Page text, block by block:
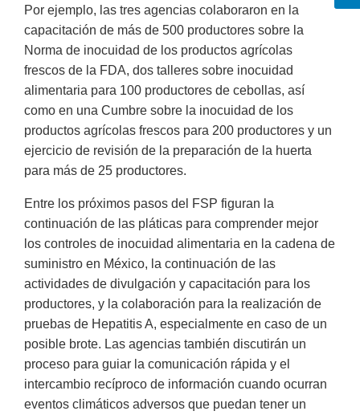
Por ejemplo, las tres agencias colaboraron en la
capacitación de más de 500 productores sobre la
Norma de inocuidad de los productos agrícolas
frescos de la FDA, dos talleres sobre inocuidad
alimentaria para 100 productores de cebollas, así
como en una Cumbre sobre la inocuidad de los
productos agrícolas frescos para 200 productores y un
ejercicio de revisión de la preparación de la huerta
para más de 25 productores.
Entre los próximos pasos del FSP figuran la
continuación de las pláticas para comprender mejor
los controles de inocuidad alimentaria en la cadena de
suministro en México, la continuación de las
actividades de divulgación y capacitación para los
productores, y la colaboración para la realización de
pruebas de Hepatitis A, especialmente en caso de un
posible brote. Las agencias también discutirán un
proceso para guiar la comunicación rápida y el
intercambio recíproco de información cuando ocurran
eventos climáticos adversos que puedan tener un